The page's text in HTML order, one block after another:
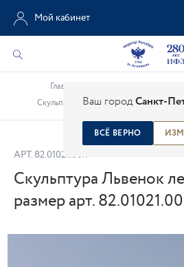
Ваш городСанкт-
ВСЁ ВЕРНО
Мой кабинет
Главная
Скульптура Львенок лежащий малый
АРТ. 82.01021.00.1
Скульптура Львенок
размер арт.